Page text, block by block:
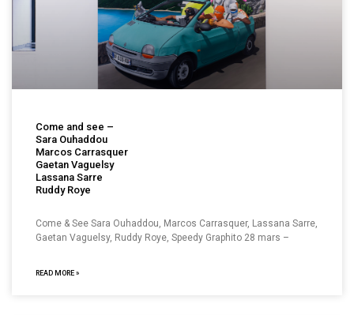
Come and see –
Sara Ouhaddou
Marcos Carrasquer
Gaetan Vaguelsy
Lassana Sarre
Ruddy Roye
Come & See Sara Ouhaddou, Marcos Carrasquer, Lassana Sarre,
Gaetan Vaguelsy, Ruddy Roye, Speedy Graphito 28 mars –
READ MORE »